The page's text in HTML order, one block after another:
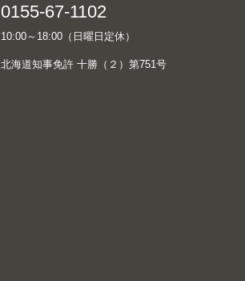
0155-67-1102
10:00～18:00（日曜日定休）
北海道知事免許 十勝（２）第751号